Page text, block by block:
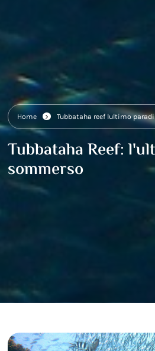
Home Tubbataha reef lultimo
Tubbataha Reef:
sommerso